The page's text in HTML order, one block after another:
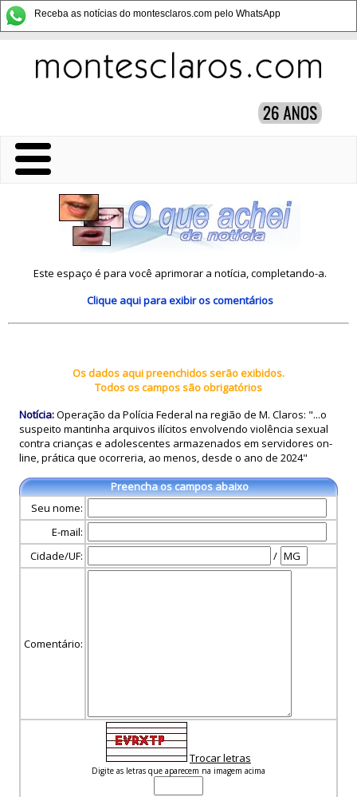
Receba as notícias do montesclaros.com pelo WhatsApp
Este espaço é para você aprimorar a notícia, completando-a.
Clique aquipara exibir os comentários
Os dados aqui preenchidos serão exibidos.
Todos os campos são obrigatórios
Notícia:Operação da Polícia Federal na região de M. Claros: "...o
suspeito mantinha arquivos ilícitos envolvendo violência sexual
contra crianças e adolescentes armazenados em servidores on-
line, prática que ocorreria, ao menos, desde o ano de 2024"
Preencha os campos abaixo
Seu nome:
E-mail:
Cidade/UF:
/
Comentário:
Trocar letras
Digite as letras que aparecem na imagem acima